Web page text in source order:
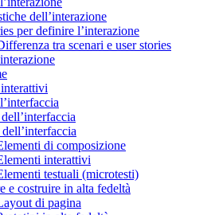
dell’interazione
per definire l’interazione
tra scenari e user stories
di composizione
interattivi
testuali (microtesti)
e costruire in alta fedeltà
di pagina